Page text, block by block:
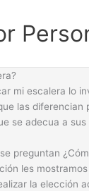
mi escalera lo
las diferencian
se adecua a sus
preguntan
les
la elección